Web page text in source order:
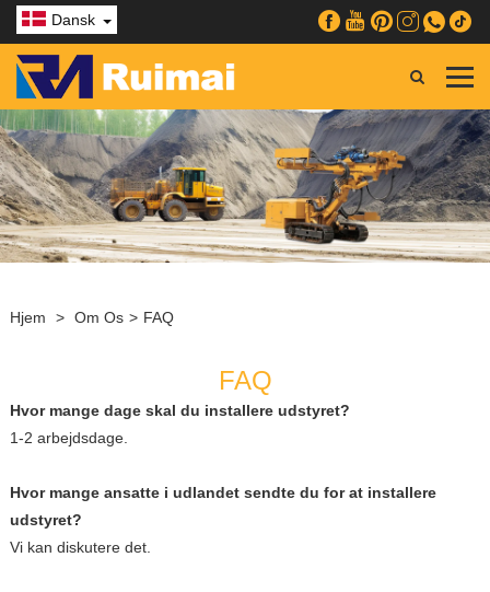
Dansk
Hjem > Om Os > FAQ
FAQ
Hvor mange dage skal du installere udstyret?
1-2 arbejdsdage.
Hvor mange ansatte i udlandet sendte du for at installere
udstyret?
Vi kan diskutere det.